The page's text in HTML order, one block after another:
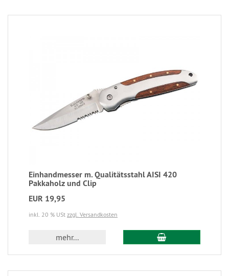
Einhandmesser m. Qualitätsstahl AISI 420
Pakkaholz und Clip
EUR 19,95
inkl. 20 % USt zzgl. Versandkosten
mehr...